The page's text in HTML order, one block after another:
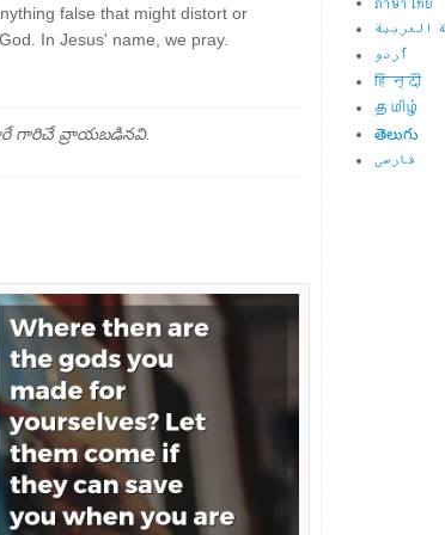
false that might distort or
In Jesus' name, we pray.
గారిచే వ్రాయబడినవి.
العربية
اُردو
हिन्दी
தமிழ்
తెలుగు
فارسی